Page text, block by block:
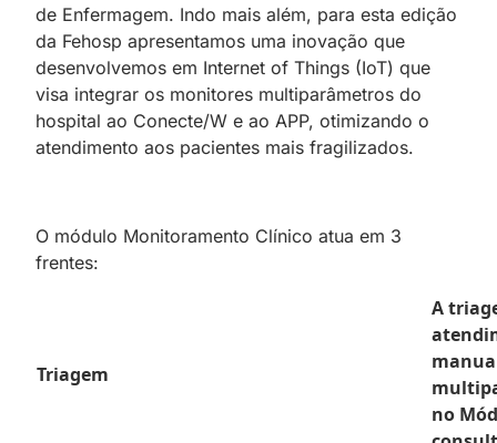
de Enfermagem. Indo mais além, para esta edição
da Fehosp apresentamos uma inovação que
desenvolvemos em Internet of Things (IoT) que
visa integrar os monitores multiparâmetros do
hospital ao Conecte/W e ao APP, otimizando o
atendimento aos pacientes mais fragilizados.
O módulo Monitoramento Clínico atua em 3
frentes:
Triagem
A
no